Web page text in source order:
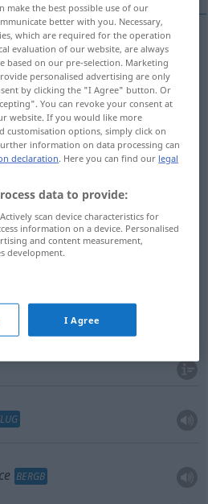
FIG
MATH
MATH
BERGB
make the best possible use of our
better with you. Necessary,
which are required for the operation
evaluation of our website, are always
based on our pre-selection. Marketing
personalised advertising are only
by clicking the "I Agree" button. Or
You can revoke your consent at
website. If you would like more
customisation options, simply click on
information on data processing can
declaration. Here you can find our legal
data to provide:
scan device characteristics for
information on a device. Personalised
and content measurement,
development.
I Agree